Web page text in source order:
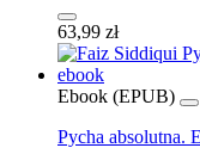
63,99 zł
Ebook (EPUB)
Pycha absolutna.